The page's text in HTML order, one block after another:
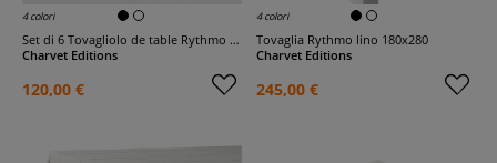
4 colori
Set di 6 Tovagliolo de table Rythmo bianco
Charvet Editions
120,00 €
4 colori
Tovaglia Rythmo lino 180x280
Charvet Editions
245,00 €